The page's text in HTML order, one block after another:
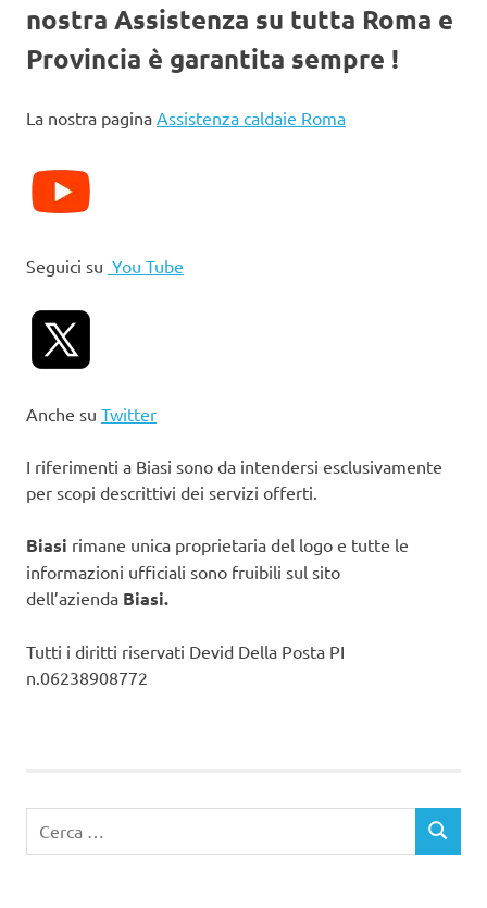
nostra Assistenza su tutta Roma e
Provincia è garantita sempre !
La nostra pagina Assistenza caldaie Roma
Seguici su You Tube
Anche su Twitter
I riferimenti a Biasi sono da intendersi esclusivamente
per scopi descrittivi dei servizi offerti.
Biasi rimane unica proprietaria del logo e tutte le
informazioni ufficiali sono fruibili sul sito
dell’azienda Biasi.
Tutti i diritti riservati Devid Della Posta PI
n.06238908772
per:
CERCA